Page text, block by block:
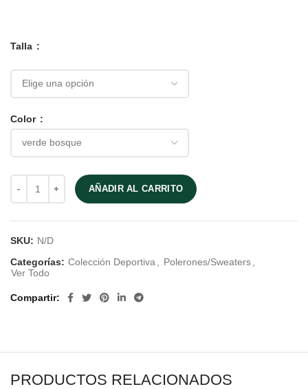
Talla
Color
AÑADIR AL CARRITO
SKU: N/D
Categorías: Colección Deportiva Polerones/Sweaters
Ver Todo
Compartir
PRODUCTOS RELACIONADOS